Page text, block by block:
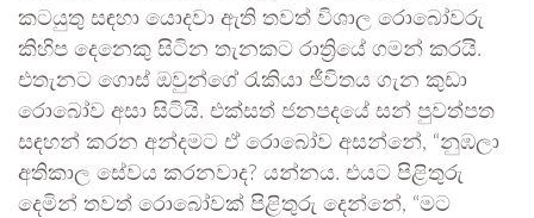
කටයුතු සඳහා යොදවා ඇති තවත් විශාල රොබෝවරු
කිහිප දෙනෙකු සිටින තැනකට රාත්‍රියේ ගමන් කරයි.
එතැනට ගොස් ඔවුන්ගේ රැකියා ජීවිතය ගැන කුඩා
රොබෝව අසා සිටියි. එක්සත් ජනපදයේ සන් පුවත්පත
සඳහන් කරන අන්දමට ඒ රොබෝව අසන්නේ, “නුඹලා
අතිකාල සේවය කරනවාද? යන්නය. එයට පිළිතුරු
දෙමින් තවත් රොබෝවක් පිළිතුරු දෙන්නේ, “මට